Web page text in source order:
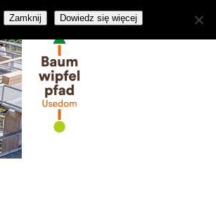
Zamknij Dowiedz się więcej